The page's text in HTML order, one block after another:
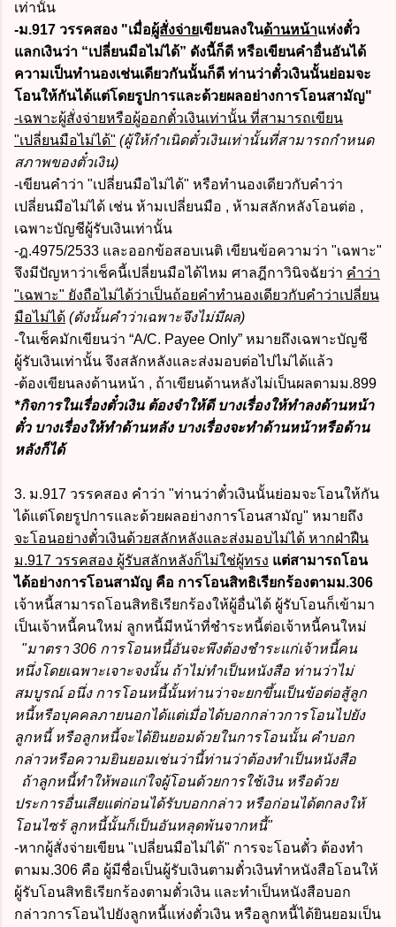
เท่านั้น
-ม.917 วรรคสอง "เมื่อผู้สั่งจ่ายเขียนลงในด้านหน้าแห่งตั๋ว
แลกเงินว่า “เปลี่ยนมือไม่ได้” ดังนี้ก็ดี หรือเขียนคำอื่นอันได้
ความเป็นทำนองเช่นเดียวกันนั้นก็ดี ท่านว่าตั๋วเงินนั้นย่อมจะ
โอนให้กันได้แต่โดยรูปการและด้วยผลอย่างการโอนสามัญ"
-เฉพาะผู้สั่งจ่ายหรือผู้ออกตั๋วเงินเท่านั้น ที่สามารถเขียน
"เปลี่ยนมือไม่ได้" (ผู้ให้กำเนิดตั๋วเงินเท่านั้นที่สามารถกำหนด
สภาพของตั๋วเงิน)
-เขียนคำว่า "เปลี่ยนมือไม่ได้" หรือทำนองเดียวกับคำว่า
เปลี่ยนมือไม่ได้ เช่น ห้ามเปลี่ยนมือ , ห้ามสลักหลังโอนต่อ ,
เฉพาะบัญชีผู้รับเงินเท่านั้น
-ฎ.4975/2533 และออกข้อสอบเนติ เขียนข้อความว่า "เฉพาะ"
จึงมีปัญหาว่าเช็คนี้เปลี่ยนมือได้ไหม ศาลฎีกาวินิจฉัยว่า คำว่า
"เฉพาะ" ยังถือไม่ได้ว่าเป็นถ้อยคำทำนองเดียวกับคำว่าเปลี่ยน
มือไม่ได้ (ดังนั้นคำว่าเฉพาะจึงไม่มีผล)
-ในเช็คมักเขียนว่า “A/C. Payee Only” หมายถึงเฉพาะบัญชี
ผู้รับเงินเท่านั้น จึงสลักหลังและส่งมอบต่อไปไม่ได้แล้ว
-ต้องเขียนลงด้านหน้า , ถ้าเขียนด้านหลังไม่เป็นผลตามม.899
*กิจการในเรื่องตั๋วเงิน ต้องจำให้ดี บางเรื่องให้ทำลงด้านหน้า
ตั๋ว บางเรื่องให้ทำด้านหลัง บางเรื่องจะทำด้านหน้าหรือด้าน
หลังก็ได้
3. ม.917 วรรคสอง คำว่า "ท่านว่าตั๋วเงินนั้นย่อมจะโอนให้กัน
ได้แต่โดยรูปการและด้วยผลอย่างการโอนสามัญ" หมายถึง
จะโอนอย่างตั๋วเงินด้วยสลักหลังและส่งมอบไม่ได้ หากฝ่าฝืน
ม.917 วรรคสอง ผู้รับสลักหลังก็ไม่ใช่ผู้ทรง แต่สามารถโอน
ได้อย่างการโอนสามัญ คือ การโอนสิทธิเรียกร้องตามม.306
เจ้าหนี้สามารถโอนสิทธิเรียกร้องให้ผู้อื่นได้ ผู้รับโอนก็เข้ามา
เป็นเจ้าหนี้คนใหม่ ลูกหนี้มีหน้าที่ชำระหนี้ต่อเจ้าหนี้คนใหม่
"มาตรา 306 การโอนหนี้อันจะพึงต้องชำระแก่เจ้าหนี้คน
หนึ่งโดยเฉพาะเจาะจงนั้น ถ้าไม่ทำเป็นหนังสือ ท่านว่าไม่
สมบูรณ์ อนึ่ง การโอนหนี้นั้นท่านว่าจะยกขึ้นเป็นข้อต่อสู้ลูก
หนี้หรือบุคคลภายนอกได้แต่เมื่อได้บอกกล่าวการโอนไปยัง
ลูกหนี้ หรือลูกหนี้จะได้ยินยอมด้วยในการโอนนั้น คำบอก
กล่าวหรือความยินยอมเช่นว่านี้ท่านว่าต้องทำเป็นหนังสือ
ถ้าลูกหนี้ทำให้พอแก่ใจผู้โอนด้วยการใช้เงิน หรือด้วย
ประการอื่นเสียแต่ก่อนได้รับบอกกล่าว หรือก่อนได้ตกลงให้
โอนไซร้ ลูกหนี้นั้นก็เป็นอันหลุดพ้นจากหนี้"
-หากผู้สั่งจ่ายเขียน "เปลี่ยนมือไม่ได้" การจะโอนตั๋ว ต้องทำ
ตามม.306 คือ ผู้มีชื่อเป็นผู้รับเงินตามตั๋วเงินทำหนังสือโอนให้
ผู้รับโอนสิทธิเรียกร้องตามตั๋วเงิน และทำเป็นหนังสือบอก
กล่าวการโอนไปยังลูกหนี้แห่งตั๋วเงิน หรือลูกหนี้ได้ยินยอมเป็น